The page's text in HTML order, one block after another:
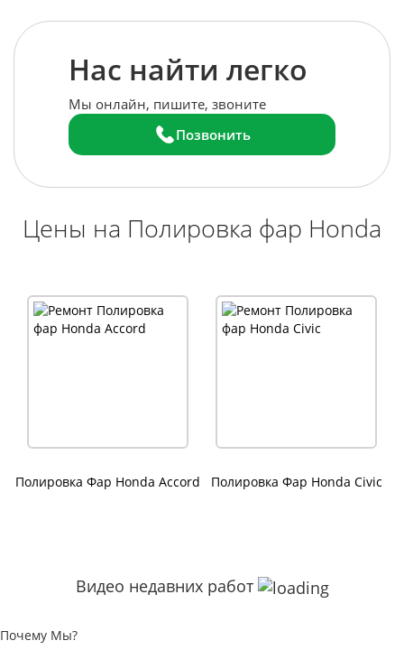
Нас найти легко
Мы онлайн, пишите, звоните
Позвонить
Цены на Полировка фар Honda
Полировка Фар Honda Accord Полировка Фар Honda Civic
Видео недавних работ
Почему Мы?